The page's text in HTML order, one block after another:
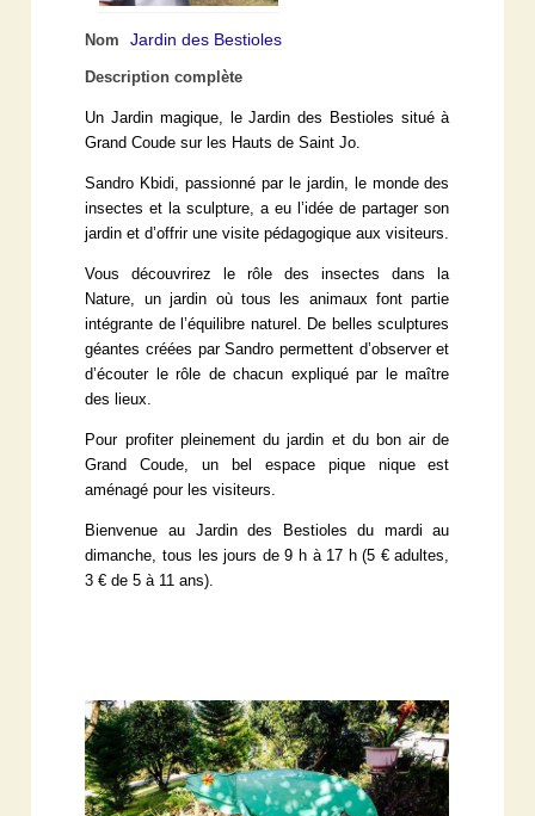
Nom Jardin des Bestioles
Description complète
Un Jardin magique, le Jardin des Bestioles situé à
Grand Coude sur les Hauts de Saint Jo.
Sandro Kbidi, passionné par le jardin, le monde des
insectes et la sculpture, a eu l’idée de partager son
jardin et d’offrir une visite pédagogique aux visiteurs.
Vous découvrirez le rôle des insectes dans la
Nature, un jardin où tous les animaux font partie
intégrante de l’équilibre naturel. De belles sculptures
géantes créées par Sandro permettent d’observer et
d’écouter le rôle de chacun expliqué par le maître
des lieux.
Pour profiter pleinement du jardin et du bon air de
Grand Coude, un bel espace pique nique est
aménagé pour les visiteurs.
Bienvenue au Jardin des Bestioles du mardi au
dimanche, tous les jours de 9 h à 17 h (5 € adultes,
3 € de 5 à 11 ans).